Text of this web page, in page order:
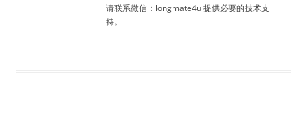
请联系微信：longmate4u 提供必要的技术支
持。